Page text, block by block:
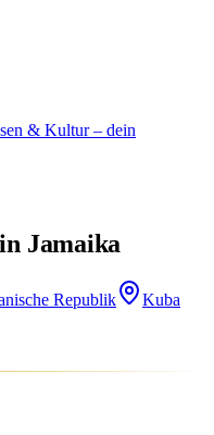
& Kultur – dein
Jamaika
Republik
Kuba